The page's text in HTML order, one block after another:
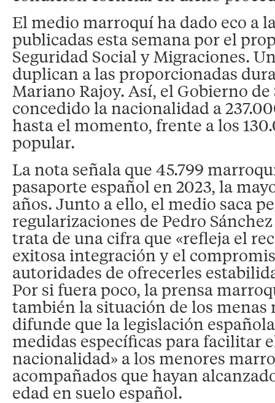
El medio marroquí ha dado eco a
publicadas esta semana por el
Seguridad Social y Migraciones.
duplican a las proporcionadas
Mariano Rajoy. Así, el Gobierno de
concedido la nacionalidad a
hasta el momento, frente a los
popular.
La nota señala que 45.799
pasaporte español en 2023, la
años. Junto a ello, el medio saca
regularizaciones de Pedro
trata de una cifra que «refleja el
exitosa integración y el
autoridades de ofrecerles
Por si fuera poco, la prensa
también la situación de los menas
difunde que la legislación
medidas específicas para facilitar
nacionalidad» a los menores
acompañados que hayan
edad en suelo español.